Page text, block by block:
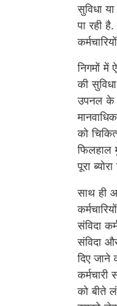
सुविधा
पा रही
निगमों में
की
उपनल के
को
फिलहाल
पूरा
साथ ही
संविदा
संविदा
दिए जाने
को बीते